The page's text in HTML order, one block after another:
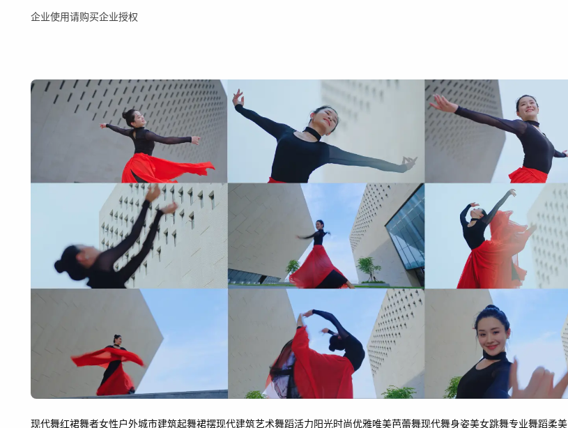
企业使用请购买企业授权
现代舞红裙舞者女性户外城市建筑起舞裙摆现代建筑艺术舞蹈活力阳光时尚优雅唯美芭蕾舞现代舞身姿美女跳舞专业舞蹈柔美